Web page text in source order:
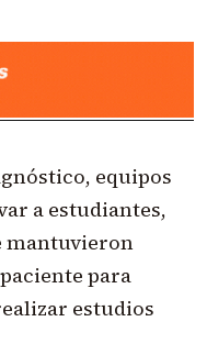
equipos
a estudiantes,
mantuvieron
para
estudios